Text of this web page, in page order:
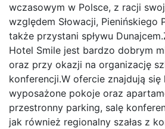
wczasowym w Polsce, z racji
względem Słowacji, Pienińskiego
także przystani spływu
Hotel Smile jest bardzo dobrym
oraz przy okazji na organizację
konferencji.W ofercie znajdują
wyposażone pokoje oraz
przestronny parking, salę
jak również regionalny szałas z